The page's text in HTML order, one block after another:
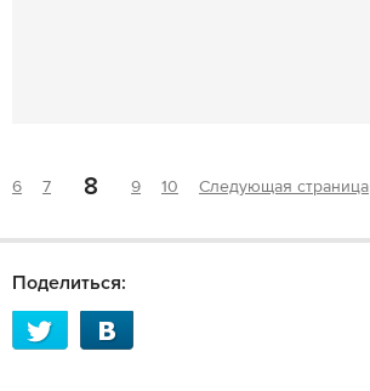
6 7 8 9 10 Следующая страница
Поделиться: